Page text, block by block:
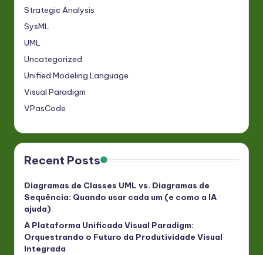
Strategic Analysis
SysML
UML
Uncategorized
Unified Modeling Language
Visual Paradigm
VPasCode
Recent Posts
Diagramas de Classes UML vs. Diagramas de
Sequência: Quando usar cada um (e como a IA
ajuda)
A Plataforma Unificada Visual Paradigm:
Orquestrando o Futuro da Produtividade Visual
Integrada